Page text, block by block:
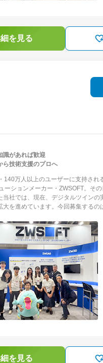
を見る
識があれば歓迎
ら技術支援のプロへ
140万人以上のユーザーに支持され
ーションメーカー・ZWSOFT。そ
当社では、現在、デジタルツインの
大を進めています。今回募集するの
を見る